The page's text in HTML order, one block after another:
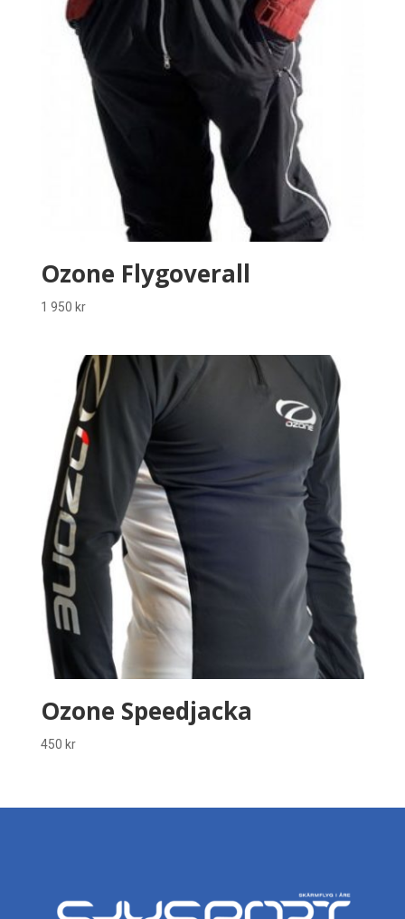
Ozone Flygoverall
1 950 kr
Ozone Speedjacka
450 kr